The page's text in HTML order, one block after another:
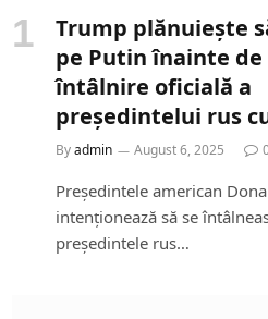
Trump plănuiește
pe Putin înainte
întâlnire oficială a
președintelui rus
Byadmin August 6, 2025
Președintele american
intenționează să se
președintele rus…